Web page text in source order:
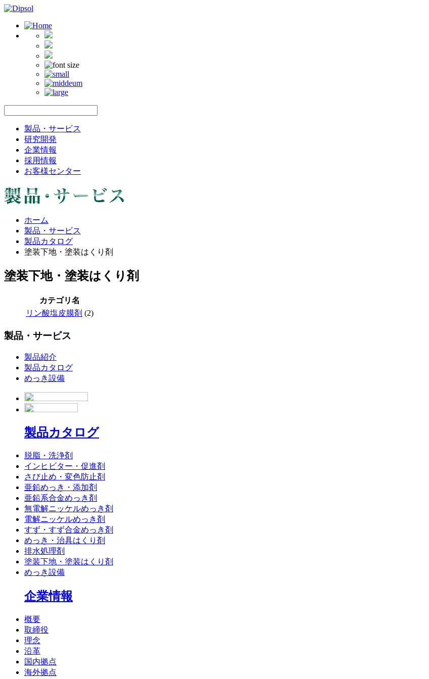
製品・サービス
研究開発
企業情報
採用情報
お客様センター
ホーム
製品・サービス
製品カタログ
塗装下地・塗装はくり剤
塗装下地・塗装はくり剤
カテゴリ名
リン酸塩皮膜剤 (2)
製品・サービス
製品紹介
製品カタログ
めっき設備
製品カタログ
脱脂・洗浄剤
インヒビター・促進剤
さび止め・変色防止剤
亜鉛めっき・添加剤
亜鉛系合金めっき剤
無電解ニッケルめっき剤
電解ニッケルめっき剤
すず・すず合金めっき剤
めっき・治具はくり剤
排水処理剤
塗装下地・塗装はくり剤
めっき設備
企業情報
概要
取締役
理念
沿革
国内拠点
海外拠点